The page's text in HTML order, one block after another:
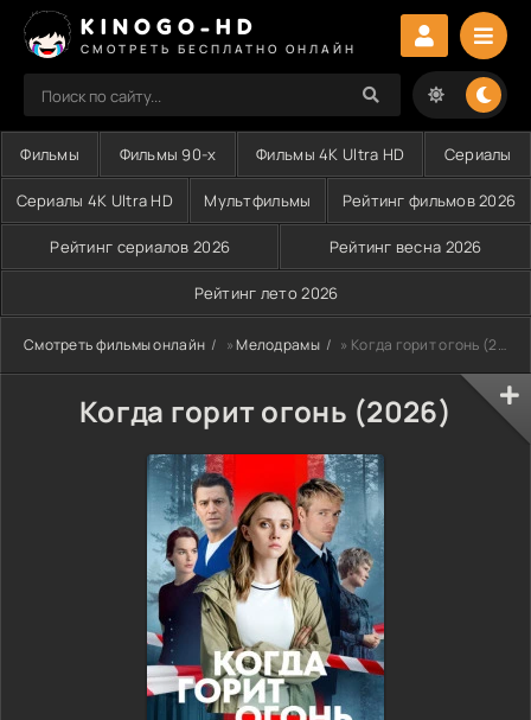
KINOGO-HD
СМОТРЕТЬ БЕСПЛАТНО ОНЛАЙН
Фильмы Фильмы 90-х Фильмы 4K Ultra HD Сериалы
Сериалы 4K Ultra HD Мультфильмы Рейтинг фильмов 2026
Рейтинг сериалов 2026 Рейтинг весна 2026
Рейтинг лето 2026
Смотреть фильмы онлайн »Мелодрамы » Когда горит огонь (2026)
Когда горит огонь (2026)